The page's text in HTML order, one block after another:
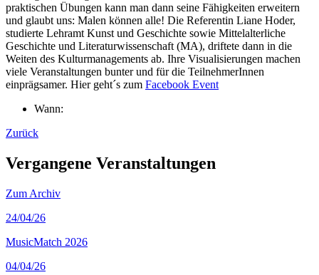
praktischen Übungen kann man dann seine Fähigkeiten erweitern
und glaubt uns: Malen können alle! Die Referentin Liane Hoder,
studierte Lehramt Kunst und Geschichte sowie Mittelalterliche
Geschichte und Literaturwissenschaft (MA), driftete dann in die
Weiten des Kulturmanagements ab. Ihre Visualisierungen machen
viele Veranstaltungen bunter und für die TeilnehmerInnen
einprägsamer. Hier geht´s zum Facebook Event
Wann:
Zurück
Vergangene Veranstaltungen
Zum Archiv
24/04/26
MusicMatch 2026
04/04/26